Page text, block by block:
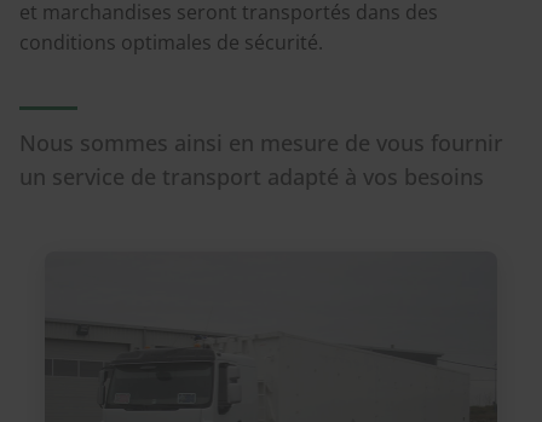
et marchandises seront transportés dans des
conditions optimales de sécurité.
Nous sommes ainsi en mesure de vous fournir
un service de transport adapté à vos besoins